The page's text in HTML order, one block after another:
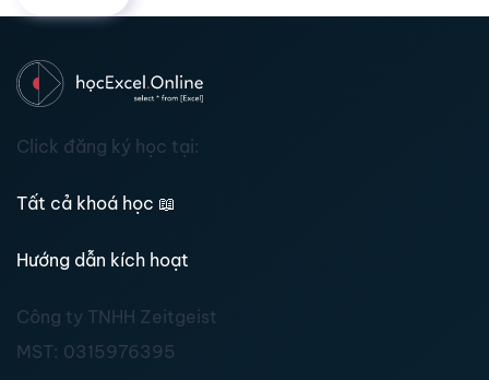
Click đăng ký học tại:
Tất cả khoá học 📖
Hướng dẫn kích hoạt
Công ty TNHH Zeitgeist
MST: 0315976395